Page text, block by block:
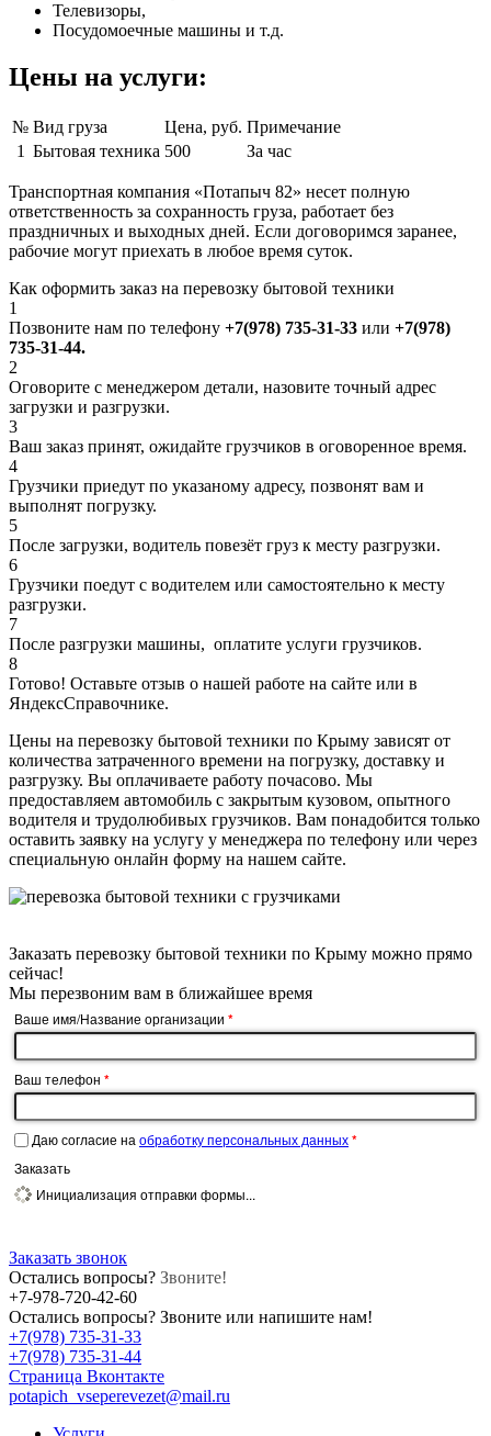
Телевизоры,
Посудомоечные машины и т.д.
Цены на услуги:
№ Вид груза Цена, руб. Примечание
1 Бытовая техника 500 За час
Транспортная компания «Потапыч 82» несет полную
ответственность за сохранность груза, работает без
праздничных и выходных дней. Если договоримся заранее,
рабочие могут приехать в любое время суток.
Как оформить заказ на перевозку бытовой техники
1
Позвоните нам по телефону +7(978) 735-31-33 или +7(978)
735-31-44.
2
Оговорите с менеджером детали, назовите точный адрес
загрузки и разгрузки.
3
Ваш заказ принят, ожидайте грузчиков в оговоренное время.
4
Грузчики приедут по указаному адресу, позвонят вам и
выполнят погрузку.
5
После загрузки, водитель повезёт груз к месту разгрузки.
6
Грузчики поедут с водителем или самостоятельно к месту
разгрузки.
7
После разгрузки машины, оплатите услуги грузчиков.
8
Готово! Оставьте отзыв о нашей работе на сайте или в
ЯндексСправочнике.
Цены на перевозку бытовой техники по Крыму зависят от
количества затраченного времени на погрузку, доставку и
разгрузку. Вы оплачиваете работу почасово. Мы
предоставляем автомобиль с закрытым кузовом, опытного
водителя и трудолюбивых грузчиков. Вам понадобится только
оставить заявку на услугу у менеджера по телефону или через
специальную онлайн форму на нашем сайте.
Заказать перевозку бытовой техники по Крыму можно прямо
сейчас!
Мы перезвоним вам в ближайшее время
Ваше имя/Название организации *
Ваш телефон *
Даю согласие на обработку персональных данных*
Заказать
Инициализация отправки формы...
Заказать звонок
Остались вопросы? Звоните!
+7-978-720-42-60
Остались вопросы? Звоните или напишите нам!
+7(978) 735-31-33
+7(978) 735-31-44
Страница Вконтакте
potapich_vseperevezet@mail.ru